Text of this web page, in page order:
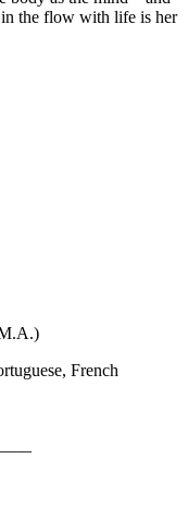
the flow with life is her
French